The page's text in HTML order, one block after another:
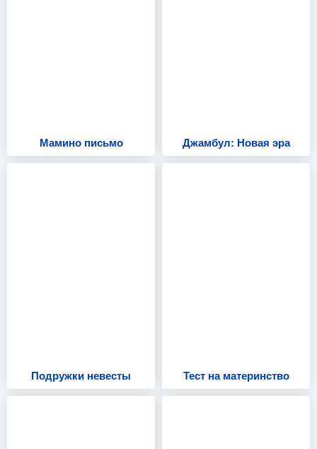
Мамино письмо Джамбул: Новая эра
Подружки невесты Тест на материнство